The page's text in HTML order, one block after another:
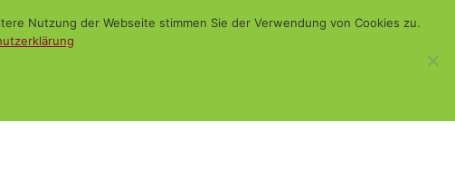
Nutzung der Webseite stimmen Sie der Verwendung von Cookies zu.